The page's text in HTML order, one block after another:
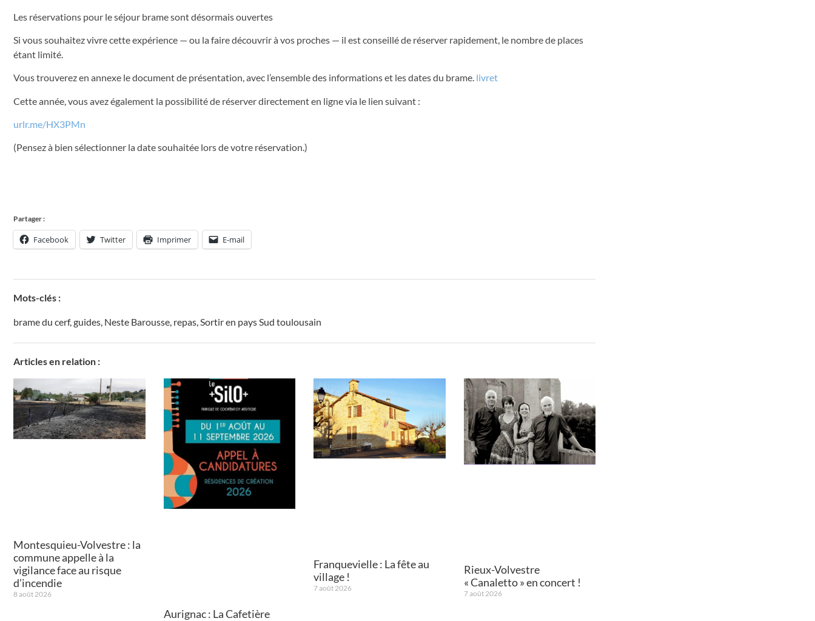
Les réservations pour le séjour brame sont désormais ouvertes
Si vous souhaitez vivre cette expérience — ou la faire découvrir à vos proches — il est conseillé de réserver rapidement, le nombre de places
étant limité.
Vous trouverez en annexe le document de présentation, avec l’ensemble des informations et les dates du brame. livret
Cette année, vous avez également la possibilité de réserver directement en ligne via le lien suivant :
urlr.me/HX3PMn
(Pensez à bien sélectionner la date souhaitée lors de votre réservation.)
Partager :
Facebook Twitter Imprimer E-mail
Mots-clés :
brame du cerf, guides Neste Barousse repas Sortir en pays Sud toulousain
Articles en relation :
Montesquieu-Volvestre : la
commune appelle à la
vigilance face au risque
d’incendie
8 août 2026
Aurignac : La Cafetière
Franquevielle : La fête au
village !
7 août 2026
Rieux-Volvestre
« Canaletto » en concert !
7 août 2026